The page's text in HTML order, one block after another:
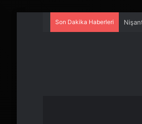
Son Dakika Haberleri